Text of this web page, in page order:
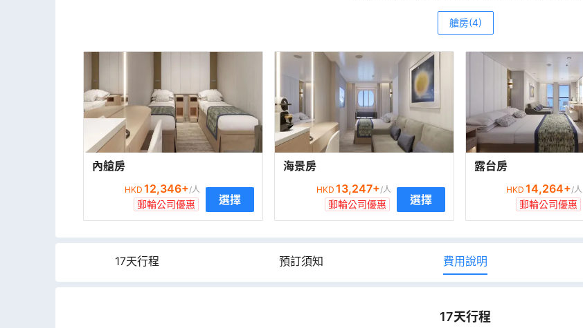
艙房(4)
內艙房
HKD 12,346+/人
郵輪公司優惠 選擇
海景房
HKD 13,247+/人
郵輪公司優惠 選擇
露台房
HKD 14,264+/人
郵輪公司優惠
17天行程 預訂須知 費用說明
17天行程